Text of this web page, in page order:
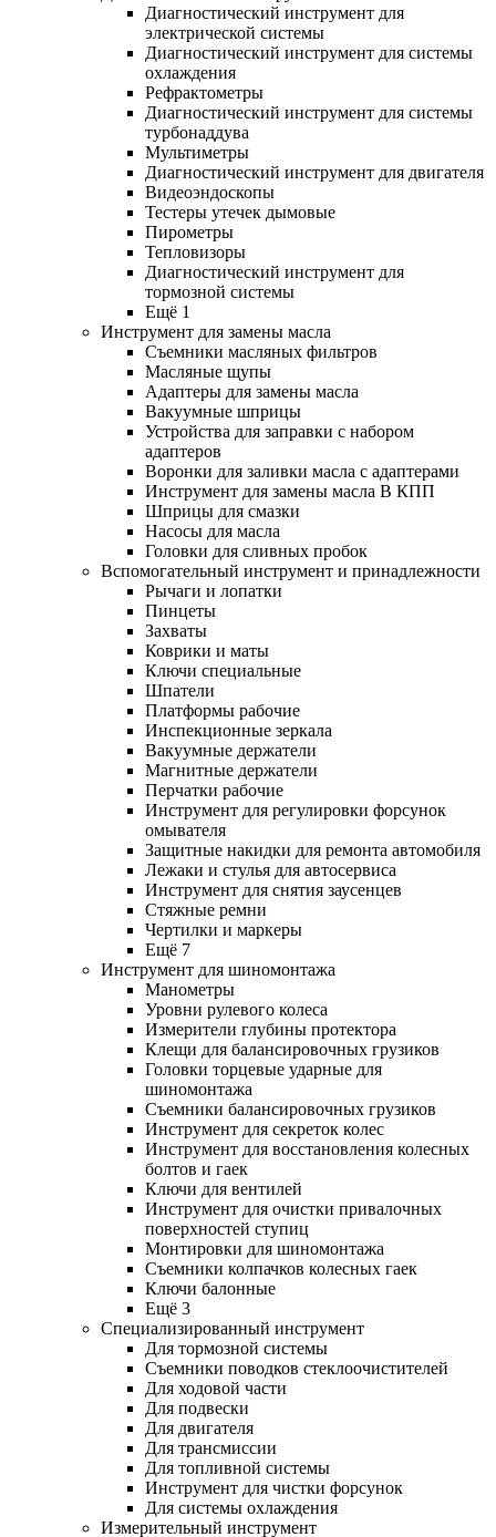
Диагностический инструмент для
электрической системы
Диагностический инструмент для системы
охлаждения
Рефрактометры
Диагностический инструмент для системы
турбонаддува
Мультиметры
Диагностический инструмент для двигателя
Видеоэндоскопы
Тестеры утечек дымовые
Пирометры
Тепловизоры
Диагностический инструмент для
тормозной системы
Ещё 1
Инструмент для замены масла
Съемники масляных фильтров
Масляные щупы
Адаптеры для замены масла
Вакуумные шприцы
Устройства для заправки с набором
адаптеров
Воронки для заливки масла с адаптерами
Инструмент для замены масла В КПП
Шприцы для смазки
Насосы для масла
Головки для сливных пробок
Вспомогательный инструмент и принадлежности
Рычаги и лопатки
Пинцеты
Захваты
Коврики и маты
Ключи специальные
Шпатели
Платформы рабочие
Инспекционные зеркала
Вакуумные держатели
Магнитные держатели
Перчатки рабочие
Инструмент для регулировки форсунок
омывателя
Защитные накидки для ремонта автомобиля
Лежаки и стулья для автосервиса
Инструмент для снятия заусенцев
Стяжные ремни
Чертилки и маркеры
Ещё 7
Инструмент для шиномонтажа
Манометры
Уровни рулевого колеса
Измерители глубины протектора
Клещи для балансировочных грузиков
Головки торцевые ударные для
шиномонтажа
Съемники балансировочных грузиков
Инструмент для секреток колес
Инструмент для восстановления колесных
болтов и гаек
Ключи для вентилей
Инструмент для очистки привалочных
поверхностей ступиц
Монтировки для шиномонтажа
Съемники колпачков колесных гаек
Ключи балонные
Ещё 3
Специализированный инструмент
Для тормозной системы
Съемники поводков стеклоочистителей
Для ходовой части
Для подвески
Для двигателя
Для трансмиссии
Для топливной системы
Инструмент для чистки форсунок
Для системы охлаждения
Измерительный инструмент